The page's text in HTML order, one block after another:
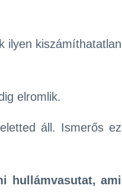
ilyen kiszámíthatatlan
elromlik.
áll. Ismerős ez
hullámvasutat, ami